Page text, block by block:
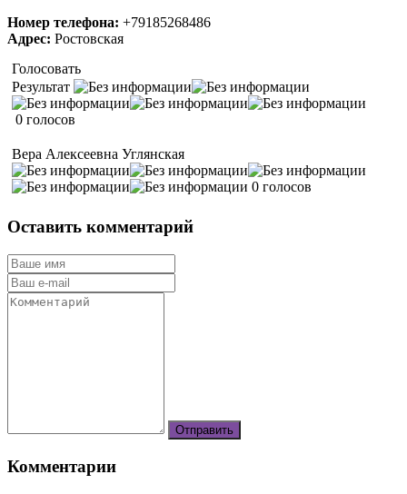
Номер телефона: +79185268486
Адрес: Ростовская
Голосовать
Результат
0 голосов
Вера Алексеевна Углянская
0 голосов
Оставить комментарий
Комментарии